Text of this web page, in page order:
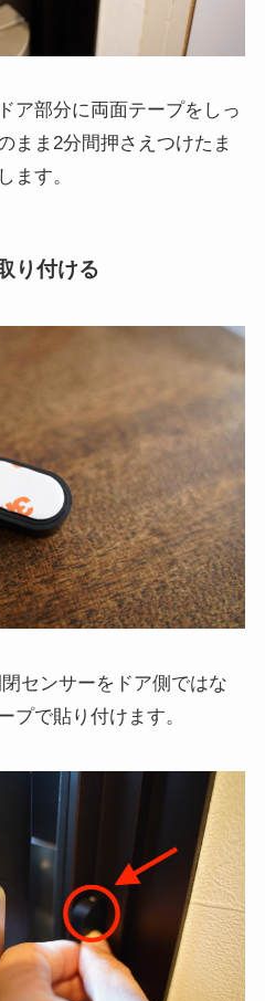
ア部分に両面テープをしっ
まま2分間押さえつけたま
ます。
り付ける
センサーをドア側ではな
プで貼り付けます。